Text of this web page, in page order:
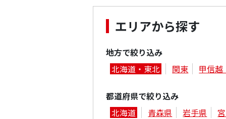
エリアから探す
地方で絞り込み
北海道・東北
関東 甲信越
都道府県で絞り込み
北海道
青森県 岩手県